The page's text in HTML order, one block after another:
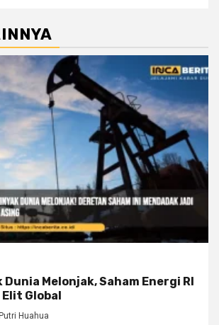
Dunia Melonjak, Saham Energi RI
Global
Huahua